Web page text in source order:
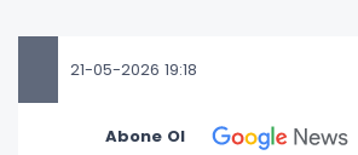
21-05-2026 19:18
Abone Ol